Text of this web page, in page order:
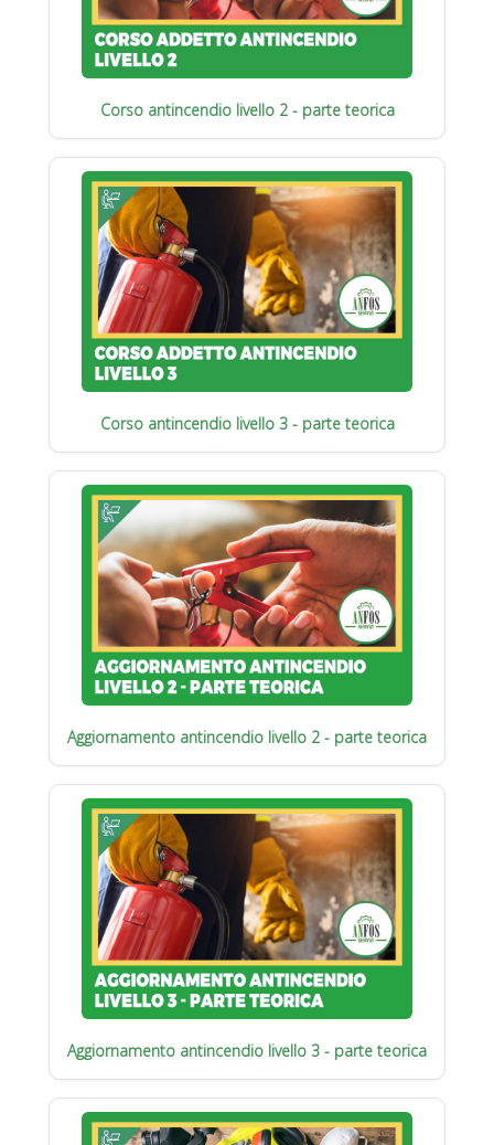
Corso antincendio livello 2 - parte teorica
Corso antincendio livello 3 - parte teorica
Aggiornamento antincendio livello 2 - parte teorica
Aggiornamento antincendio livello 3 - parte teorica